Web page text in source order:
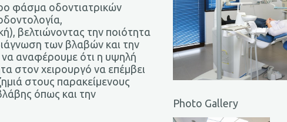
φάσμα οδοντιατρικών
βελτιώνοντας την ποιότητα
των βλαβών και την
να αναφέρουμε ότι η υψηλή
στον χειρουργό να επέμβει
στους παρακείμενους
όπως και την
Photo Gallery